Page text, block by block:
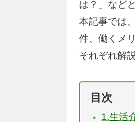
は？」など
本記事では
件、働くメ
それぞれ解
目次
1.生活